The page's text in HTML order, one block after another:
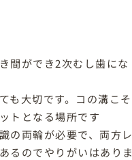
間ができ2次むし歯にな
も大切です。コの溝こそ
トとなる場所です
の両輪が必要で、両方レ
るのでやりがいはありま